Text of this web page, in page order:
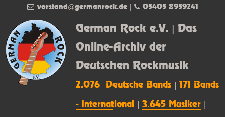
German Rock e.V. | Das
Online-Archiv der
Deutschen Rockmusik
2.076 Deutsche Bands |171 Bands
- International |3.645 Musiker
vorstand@germanrock.de| 05405 8959241